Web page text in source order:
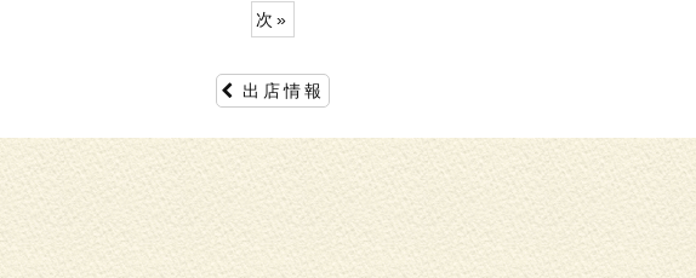
次 »
出店情報